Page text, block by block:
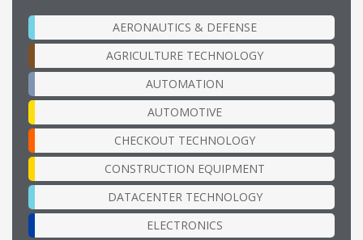
AERONAUTICS & DEFENSE
AGRICULTURE TECHNOLOGY
AUTOMATION
AUTOMOTIVE
CHECKOUT TECHNOLOGY
CONSTRUCTION EQUIPMENT
DATACENTER TECHNOLOGY
ELECTRONICS